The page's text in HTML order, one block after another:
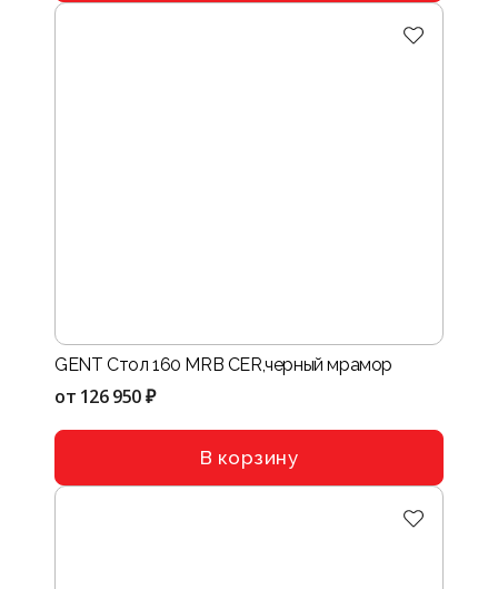
GENT Стол 160 MRB CER,черный мрамор
от 126 950 ₽
В корзину